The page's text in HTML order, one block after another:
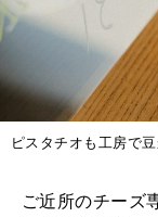
ピスタチオも工房で豆
ご近所のチーズ